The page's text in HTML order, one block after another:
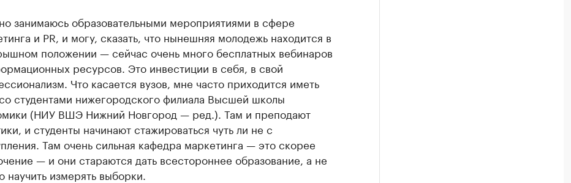
занимаюсь образовательными мероприятиями в сфере
и PR, и могу, сказать, что нынешняя молодежь находится в
положении — сейчас очень много бесплатных вебинаров
ресурсов. Это инвестиции в себя, в свой
Что касается вузов, мне часто приходится иметь
студентами нижегородского филиала Высшей школы
(НИУ ВШЭ Нижний Новгород — ред.). Там и преподают
и студенты начинают стажироваться чуть ли не с
Там очень сильная кафедра маркетинга — это скорее
— и они стараются дать всестороннее образование, а не
научить измерять выборки.